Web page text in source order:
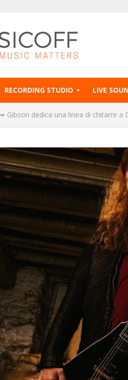
RECORDING STUDIO LIVE
➟ Gibson dedica una linea di chitarre a